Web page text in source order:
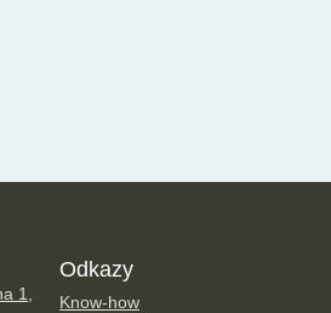
1,
Odkazy
Know-how